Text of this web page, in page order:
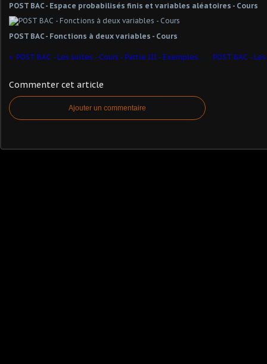
POST BAC - Espace probabilisés finis et variables aléatoires - Cours
POST BAC - Fonctions à deux variables - Cours
POST BAC - Les suites - Cours - Partie III - Exemples remarquables
Commenter cet article
Ajouter un commentaire